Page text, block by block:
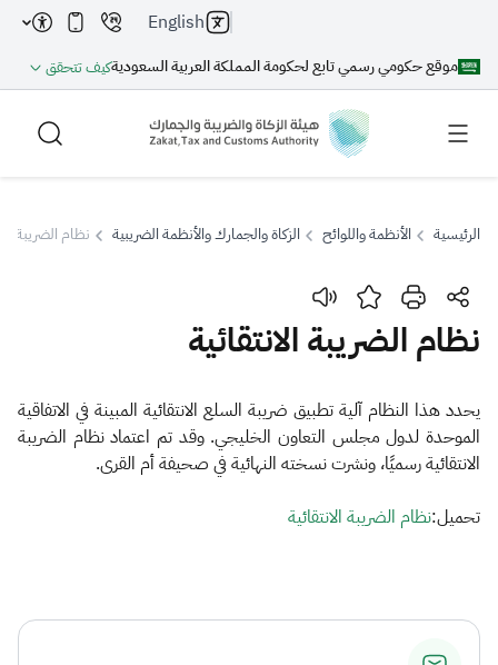
موقع حكومي رسمي تابع لحكومة المملكة العربية السعوديةكيف تتحقق
English
بحث
اقتراحات
الإقرار الضريبي
التصرفات العقارية
الرئيسية الأنظمة واللوائح الزكاة والجمارك والأنظمة الضريبية نظام الضريبة
نظام الضريبة الانتقائية
​​​​​​يحدد هذا النظام آلية تطبيق ضريبة السلع الانتقائية المبينة في الاتفاقية
الموحدة لدول مجلس التعاون ‏الخليجي. وقد تم اعتماد نظام ال​ضريبة
الانتقائية رسميًا، ونشرت نسخته النهائية في صحيفة أم القرى.‏
تحميل:​نظام الضريبة الانتقائية​